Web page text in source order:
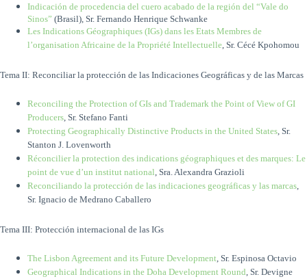
Indicación de procedencia del cuero acabado de la región del “Vale do
Sinos” (Brasil), Sr. Fernando Henrique Schwanke
Les Indications Géographiques (IGs) dans les Etats Membres de
l’organisation Africaine de la Propriété Intellectuelle , Sr. Cécé Kpohomou
Tema II: Reconciliar la protección de las Indicaciones Geográficas y de las Marcas
Reconciling the Protection of GIs and Trademark the Point of View of GI
Producers , Sr. Stefano Fanti
Protecting Geographically Distinctive Products in the United States , Sr.
Stanton J. Lovenworth
Réconcilier la protection des indications géographiques et des marques: Le
point de vue d’un institut national , Sra. Alexandra Grazioli
Reconciliando la protección de las indicaciones geográficas y las marcas
Sr. Ignacio de Medrano Caballero
Tema III: Protección internacional de las IGs
The Lisbon Agreement and its Future Development , Sr. Espinosa Octavio
Geographical Indications in the Doha Development Round , Sr. Devigne